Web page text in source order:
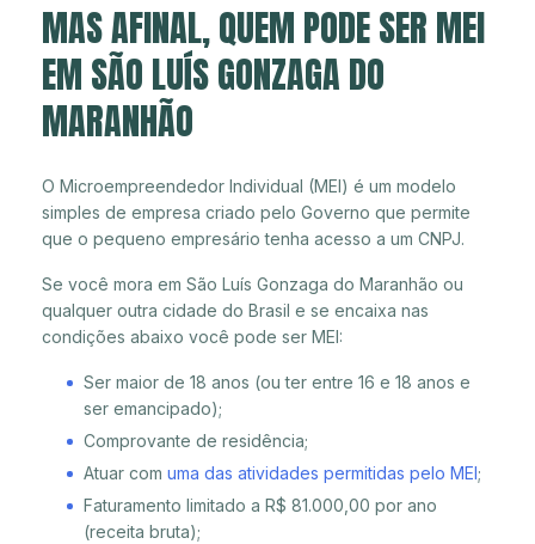
MAS AFINAL, QUEM PODE SER MEI
EM SÃO LUÍS GONZAGA DO
MARANHÃO
O Microempreendedor Individual (MEI) é um modelo
simples de empresa criado pelo Governo que permite
que o pequeno empresário tenha acesso a um CNPJ.
Se você mora em São Luís Gonzaga do Maranhão ou
qualquer outra cidade do Brasil e se encaixa nas
condições abaixo você pode ser MEI:
Ser maior de 18 anos (ou ter entre 16 e 18 anos e
ser emancipado);
Comprovante de residência;
Atuar com uma das atividades permitidas pelo MEI;
Faturamento limitado a R$ 81.000,00 por ano
(receita bruta);